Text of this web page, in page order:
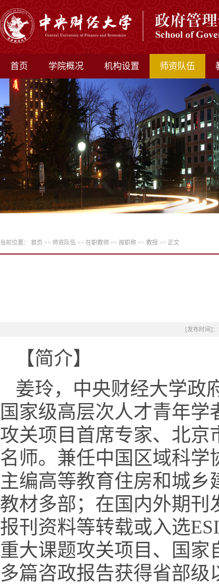
首页 学院概况 机构设置 师资队伍
当前位置： 首页 >> 师资队伍 >> 在职教师 >> 按职称 >> 教授 >> 正文
[发布时间]
【简介】
姜玲，中央财经大学政
国家级高层次人才青年
攻关项目首席专家、北京
名师。兼任中国区域科
主编高等教育住房和城乡
教材多部；在国内外期刊
报刊资料等转载或入选
重大课题攻关项目、国
多篇咨政报告获得省部